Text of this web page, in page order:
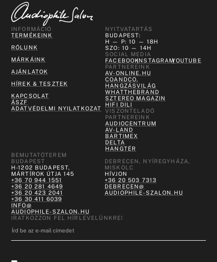
INFORMÁCIÓ
TERMÉKEINK
RÓLUNK
MÁRKÁINK
AJÁNLATOK
HÍREK & TESZTEK
KAPCSOLAT
ÁSZF
ADATVÉDELMI NYILATKOZAT
NYITVATARTÁS
BUDAPEST:
H — P: 10 — 18H
SZO: 10 — 14H
SOCIAL MEDIA
FACEBOOKINSTAGRAMYOUTUBE
PARTNEREINK
AV-ONLINE.HU
COANDCO.
HANGZÁSVILÁG
WHATTHEBRAND
SZTEREO MAGAZIN
HIFI DILI
VISZONTELADÓ
PARTNEREINK
AUDIOCENTRUM
AV-LAND
BARTIMEX
DELTA
HANGTÉR
BEMUTATÓTEREM
BUDAPEST
H-1202 BUDAPEST,
MÁRTÍROK ÚTJA 145
+36 70 944 1551
+36 20 281 4649
+36 20 423 2041
+36 30 411 6039
INFO@
AUDIOPHILE-SZALON.HU
DEBRECEN, NYÍREGYHÁZA,
MISKOLC
HÍVJON
+36 20 503 7313
DEBRECEN@
AUDIOPHILE-SZALON.HU
IRATKOZZON FEL HÍRLEVELÜNKRE!